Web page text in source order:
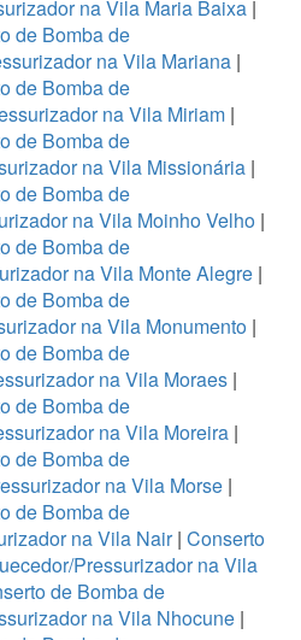
na Vila Maria Baixa |
de Bomba de
na Vila Mariana|
de Bomba de
na Vila Miriam|
de Bomba de
na Vila Missionária|
de Bomba de
na Vila Moinho Velho|
de Bomba de
na Vila Monte Alegre |
de Bomba de
na Vila Monumento|
de Bomba de
na Vila Moraes |
de Bomba de
na Vila Moreira|
de Bomba de
na Vila Morse|
de Bomba de
na Vila Nair| Conserto
Pressurizador na Vila
de Bomba de
na Vila Nhocune |